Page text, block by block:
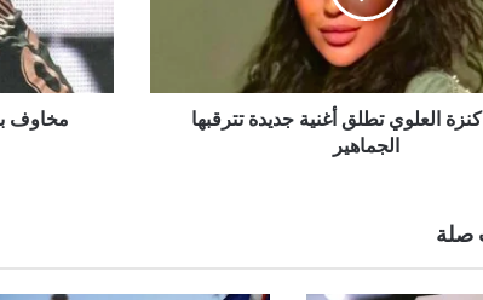
العلوي تطلق أغنية جديدة تترقبها
الجماهير
ب
ع
د
ت
ب
ل
مخاوف
صلة